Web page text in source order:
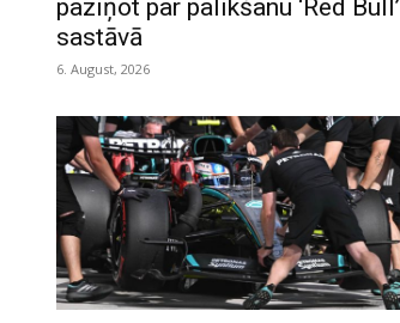
paziņot par palikšanu ‘Red Bull’
sastāvā
6. August, 2026